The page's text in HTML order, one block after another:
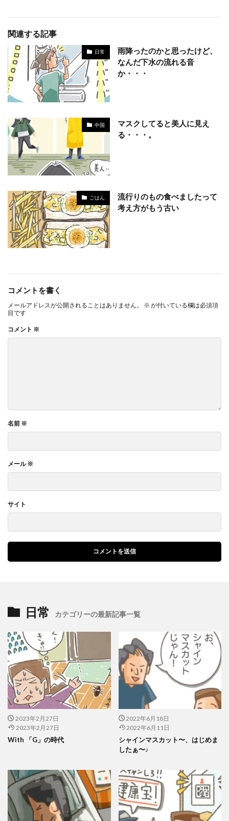
関連する記事
日常
雨降ったのかと思ったけど、
なんだ下水の流れる音
か・・・
中国
マスクしてると美人に見え
る・・・。
ごはん
流行りのもの食べましたって
考え方がもう古い
コメントを書く
メールアドレスが公開されることはありません。 ※ が付いている欄は必須項
目です
コメント ※
名前 ※
メール※
サイト
日常 カテゴリーの最新記事一覧
2023年2月27日
2023年2月27日
With 「G」の時代
2022年6月18日
2022年6月11日
シャインマスカット〜、はじめま
したぁ〜♪